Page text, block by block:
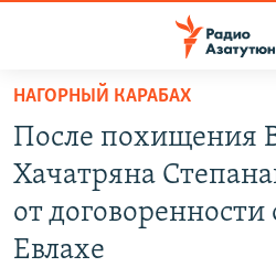
Перейти
основному
содержанию
основной
ПОЛИТИКА
ОБЩЕСТВО
НАГОРНЫЙ КАРАБАХ
После похищения
Хачатряна
от договоренности
Евлахе